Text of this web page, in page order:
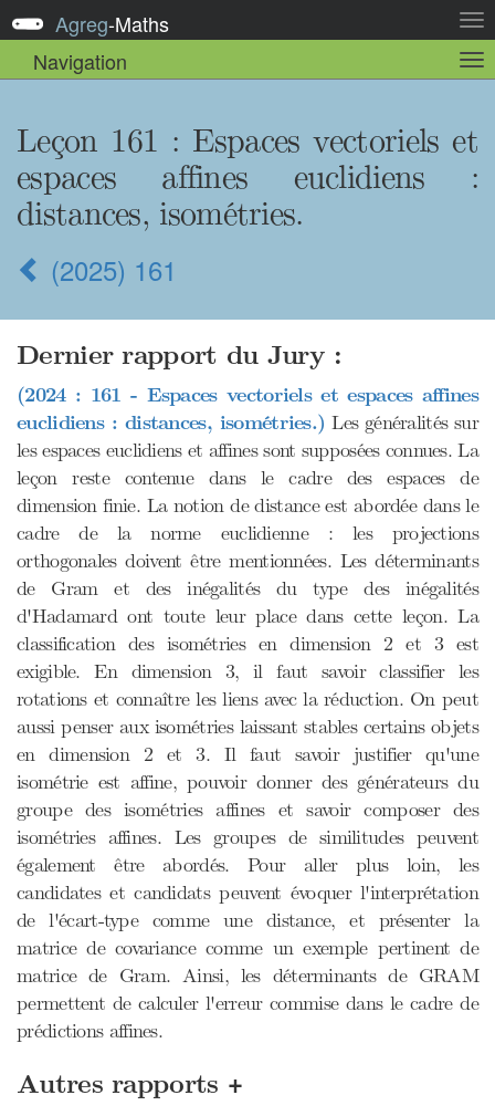
la
Agreg-Maths
Navigation
la
Leçon 161 : Espaces vectoriels et
espaces affines euclidiens :
distances, isométries.
(2025) 161
Dernier rapport du Jury :
(2024 : 161 - Espaces vectoriels et espaces affines
euclidiens : distances, isométries.) Les généralités sur
les espaces euclidiens et affines sont supposées connues. La
leçon reste contenue dans le cadre des espaces de
dimension finie. La notion de distance est abordée dans le
cadre de la norme euclidienne : les projections
orthogonales doivent être mentionnées. Les déterminants
de Gram et des inégalités du type des inégalités
d'Hadamard ont toute leur place dans cette leçon. La
classification des isométries en dimension 2 et 3 est
exigible. En dimension 3, il faut savoir classifier les
rotations et connaître les liens avec la réduction. On peut
aussi penser aux isométries laissant stables certains objets
en dimension 2 et 3. Il faut savoir justifier qu'une
isométrie est affine, pouvoir donner des générateurs du
groupe des isométries affines et savoir composer des
isométries affines. Les groupes de similitudes peuvent
également être abordés. Pour aller plus loin, les
candidates et candidats peuvent évoquer l'interprétation
de l'écart-type comme une distance, et présenter la
matrice de covariance comme un exemple pertinent de
matrice de Gram. Ainsi, les déterminants de GRAM
permettent de calculer l'erreur commise dans le cadre de
prédictions affines.
Autres rapports +